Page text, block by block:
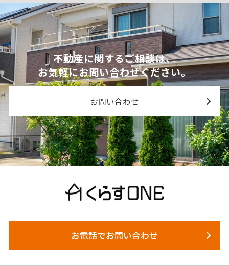
不動産に関するご相談は、
お気軽にお問い合わせください。
お問い合わせ
お電話でお問い合わせ